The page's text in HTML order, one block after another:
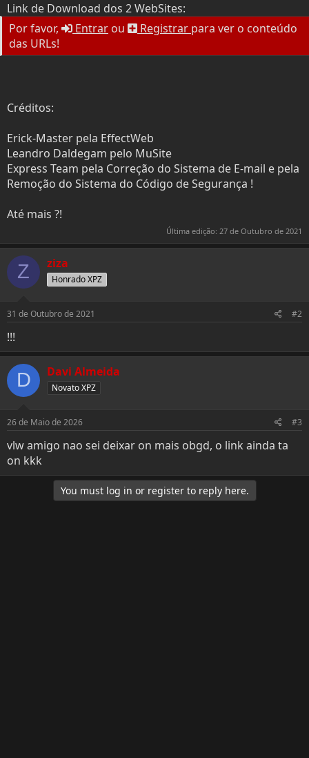
Link de Download dos 2 WebSites:
Por favor,
Entrar ou Registrar para ver o conteúdo
das URLs!
Créditos:
Erick-Master pela EffectWeb
Leandro Daldegam pelo MuSite
Express Team pela Correção do Sistema de E-mail e pela
Remoção do Sistema do Código de Segurança !
Até mais ?!
Última edição: 27 de Outubro de 2021
Z ziza
Honrado XPZ
31 de Outubro de 2021 #2
!!!
D Davi Almeida
Novato XPZ
26 de Maio de 2026 #3
vlw amigo nao sei deixar on mais obgd, o link ainda ta
on kkk
You must log in or register to reply here.